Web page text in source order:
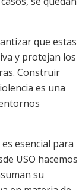
que estas
y protejan los
Construir
es una
esencial para
USO hacemos
su